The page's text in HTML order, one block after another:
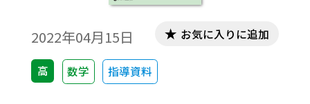
2022年04月15日
高 数学 指導資料
お気に入りに追加